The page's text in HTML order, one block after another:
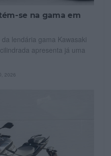
se na gama em
lendária gama Kawasaki
apresenta já uma
2026